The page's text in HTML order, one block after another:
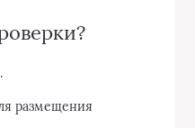
размещения